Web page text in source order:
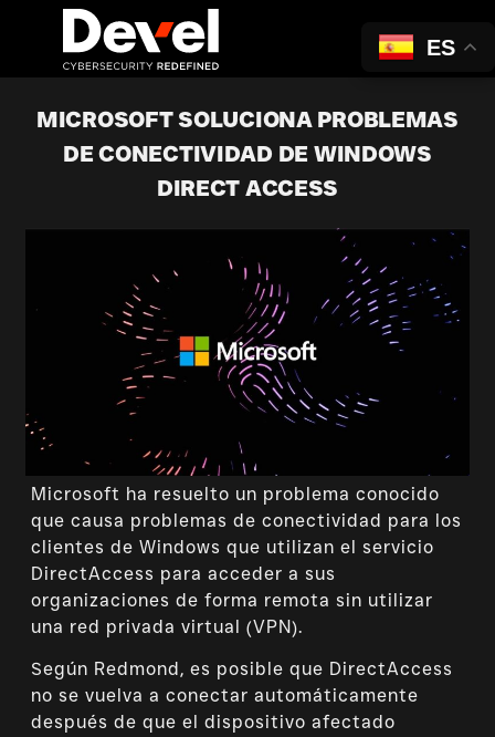
MICROSOFT SOLUCIONA PROBLEMAS
DE CONECTIVIDAD DE WINDOWS
DIRECT ACCESS
Microsoft ha resuelto un problema conocido
que causa problemas de conectividad para los
clientes de Windows que utilizan el servicio
DirectAccess para acceder a sus
organizaciones de forma remota sin utilizar
una red privada virtual (VPN).
Según Redmond, es posible que DirectAccess
no se vuelva a conectar automáticamente
después de que el dispositivo afectado
ES